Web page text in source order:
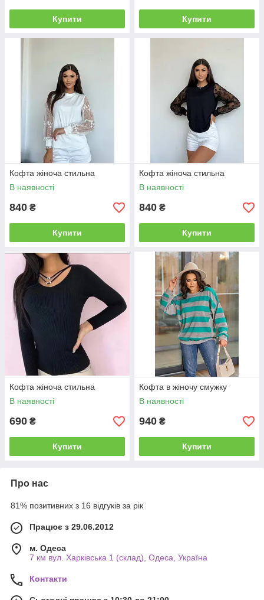
Купити Купити
Кофта жіноча стильна
В наявності
840 ₴
Купити
Кофта жіноча стильна
В наявності
840 ₴
Купити
Кофта жіноча стильна
В наявності
690 ₴
Купити
Кофта в жіночу смужку
В наявності
940 ₴
Купити
Про нас
81% позитивних з 16 відгуків за рік
Працює з 29.06.2012
м. Одеса
7 км вул. Харківська 1 (склад), Одеса, Україна
Контакти